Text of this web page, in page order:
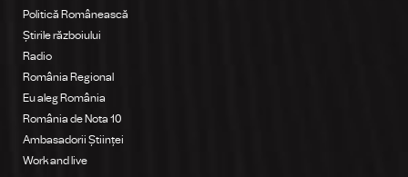
Politică Românească
Știrile războiului
Radio
România Regional
Eu aleg România
România de Nota 10
Ambasadorii Științei
Work and live